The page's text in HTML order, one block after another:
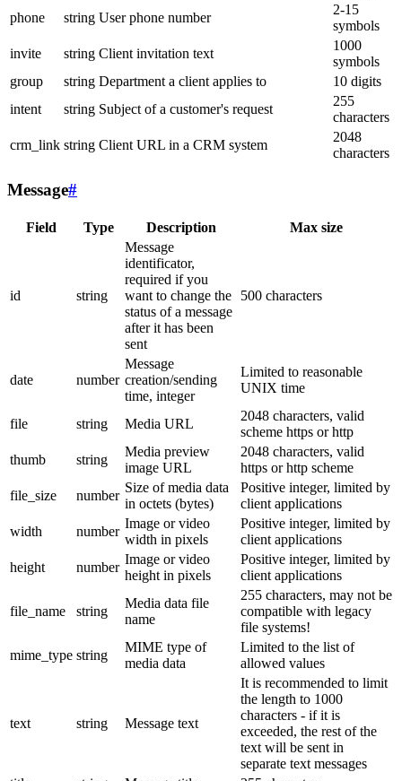
phone
string User phone number
2-15
symbols
invite
string Client invitation text
1000
symbols
group
string Department a client applies to
10 digits
intent
string Subject of a customer's request
255
characters
crm_link string Client URL in a CRM system
2048
characters
Message#
Field Type Description Max size
id string
Message
identificator,
required if you
want to change the
status of a message
after it has been
sent
500 characters
date number
Message
creation/sending
time, integer
Limited to reasonable
UNIX time
file string Media URL
2048 characters, valid
scheme https or http
thumb
string
Media preview
image URL
2048 characters, valid
https or http scheme
file_size
number
Size of media data
in octets (bytes)
Positive integer, limited by
client applications
width
number
Image or video
width in pixels
Positive integer, limited by
client applications
height
number
Image or video
height in pixels
Positive integer, limited by
client applications
file_name string
Media data file
name
255 characters, may not be
compatible with legacy
file systems!
mime_type string
MIME type of
media data
Limited to the list of
allowed values
text string Message text
It is recommended to limit
the length to 1000
characters - if it is
exceeded, the rest of the
text will be sent in
separate text messages